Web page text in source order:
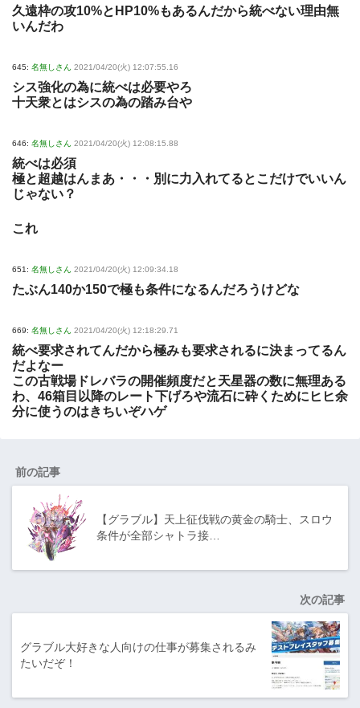
久遠枠の攻10%とHP10%もあるんだから統べない理由無
いんだわ
645: 名無しさん 2021/04/20(火) 12:07:55.16
シス強化の為に統べは必要やろ
十天衆とはシスの為の踏み台や
646: 名無しさん 2021/04/20(火) 12:08:15.88
統べは必須
極と超越はんまあ・・・別に力入れてるとこだけでいいん
じゃない？
これ
651: 名無しさん 2021/04/20(火) 12:09:34.18
たぶん140か150で極も条件になるんだろうけどな
669: 名無しさん 2021/04/20(火) 12:18:29.71
統べ要求されてんだから極みも要求されるに決まってるん
だよなー
この古戦場ドレバラの開催頻度だと天星器の数に無理ある
わ、46箱目以降のレート下げろや流石に砕くためにヒヒ余
分に使うのはきちいぞハゲ
前の記事
【グラブル】天上征伐戦の黄金の騎士、スロウ
条件が全部シャトラ接…
次の記事
グラブル大好きな人向けの仕事が募集されるみ
たいだぞ！